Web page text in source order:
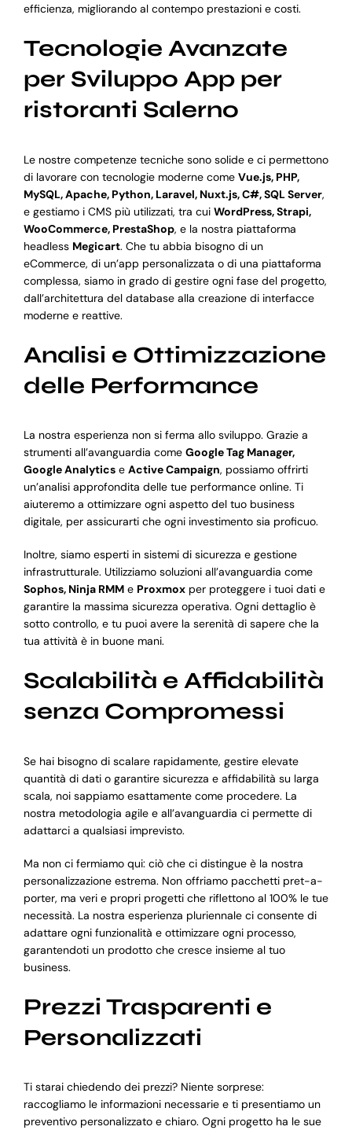
efficienza, migliorando al contempo prestazioni e costi.
Tecnologie Avanzate
per Sviluppo App per
ristoranti Salerno
Le nostre competenze tecniche sono solide e ci permettono
di lavorare con tecnologie moderne come Vue.js, PHP,
MySQL, Apache, Python, Laravel, Nuxt.js, C#, SQL Server,
e gestiamo i CMS più utilizzati, tra cui WordPress, Strapi,
WooCommerce, PrestaShop, e la nostra piattaforma
headless Megicart. Che tu abbia bisogno di un
eCommerce, di un’app personalizzata o di una piattaforma
complessa, siamo in grado di gestire ogni fase del progetto,
dall’architettura del database alla creazione di interfacce
moderne e reattive.
Analisi e Ottimizzazione
delle Performance
La nostra esperienza non si ferma allo sviluppo. Grazie a
strumenti all’avanguardia come Google Tag Manager,
Google Analyticse Active Campaign, possiamo offrirti
un’analisi approfondita delle tue performance online. Ti
aiuteremo a ottimizzare ogni aspetto del tuo business
digitale, per assicurarti che ogni investimento sia proficuo.
Inoltre, siamo esperti in sistemi di sicurezza e gestione
infrastrutturale. Utilizziamo soluzioni all’avanguardia come
Sophos, Ninja RMMe Proxmoxper proteggere i tuoi dati e
garantire la massima sicurezza operativa. Ogni dettaglio è
sotto controllo, e tu puoi avere la serenità di sapere che la
tua attività è in buone mani.
Scalabilità e Affidabilità
senza Compromessi
Se hai bisogno di scalare rapidamente, gestire elevate
quantità di dati o garantire sicurezza e affidabilità su larga
scala, noi sappiamo esattamente come procedere. La
nostra metodologia agile e all’avanguardia ci permette di
adattarci a qualsiasi imprevisto.
Ma non ci fermiamo qui: ciò che ci distingue è la nostra
personalizzazione estrema. Non offriamo pacchetti pret-a-
porter, ma veri e propri progetti che riflettono al 100% le tue
necessità. La nostra esperienza pluriennale ci consente di
adattare ogni funzionalità e ottimizzare ogni processo,
garantendoti un prodotto che cresce insieme al tuo
business.
Prezzi Trasparenti e
Personalizzati
Ti starai chiedendo dei prezzi? Niente sorprese:
raccogliamo le informazioni necessarie e ti presentiamo un
preventivo personalizzato e chiaro. Ogni progetto ha le sue